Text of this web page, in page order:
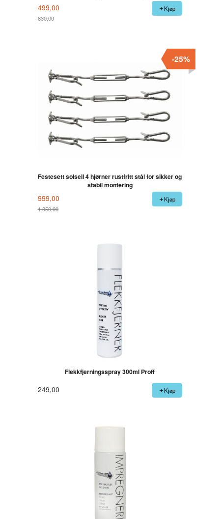
499,00
830,00
Kjøp
Festesett solseil 4 hjørner rustfritt stål for sikker og
stabil montering
999,00
1 350,00
-25%
Kjøp
Flekkfjerningsspray 300ml Proff
249,00 Kjøp